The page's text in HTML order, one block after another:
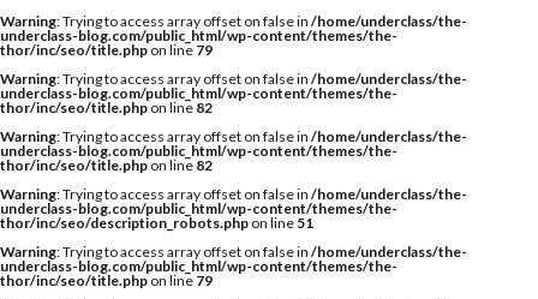
Warning: Trying to access array offset on false in /home/underclass/the-
underclass-blog.com/public_html/wp-content/themes/the-
thor/inc/seo/title.php on line 79
Warning: Trying to access array offset on false in /home/underclass/the-
underclass-blog.com/public_html/wp-content/themes/the-
thor/inc/seo/title.php on line 82
Warning: Trying to access array offset on false in /home/underclass/the-
underclass-blog.com/public_html/wp-content/themes/the-
thor/inc/seo/title.php on line 82
Warning: Trying to access array offset on false in /home/underclass/the-
underclass-blog.com/public_html/wp-content/themes/the-
thor/inc/seo/description_robots.php on line 51
Warning: Trying to access array offset on false in /home/underclass/the-
underclass-blog.com/public_html/wp-content/themes/the-
thor/inc/seo/title.php on line 79